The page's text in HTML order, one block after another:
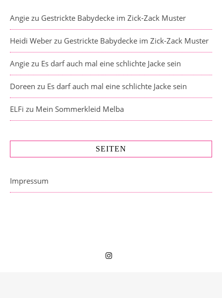
Angie zu Gestrickte Babydecke im Zick-Zack Muster
Heidi Weber zu Gestrickte Babydecke im Zick-Zack Muster
Angie zu Es darf auch mal eine schlichte Jacke sein
Doreen zu Es darf auch mal eine schlichte Jacke sein
ELFi zu Mein Sommerkleid Melba
SEITEN
Impressum